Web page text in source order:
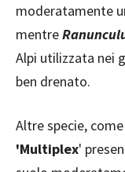
moderatamente
mentre
Alpi utilizzata nei
ben drenato.
Altre specie,
'Multiplex'